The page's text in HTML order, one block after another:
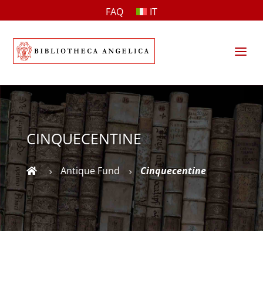
FAQ IT
a
CINQUECENTINE
 5 Antique Fund 5 Cinquecentine